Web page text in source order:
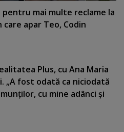
pentru mai multe reclame la
apar Teo, Codin
Plus, cu Ana Maria
„A fost odată ca niciodată
cu mine adânci şi